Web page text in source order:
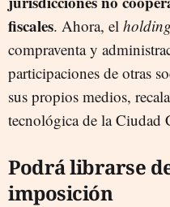
fiscales. Ahora, el holding
compraventa y
participaciones de otras
sus propios medios,
tecnológica de la Ciudad
Podrá librarse
imposición